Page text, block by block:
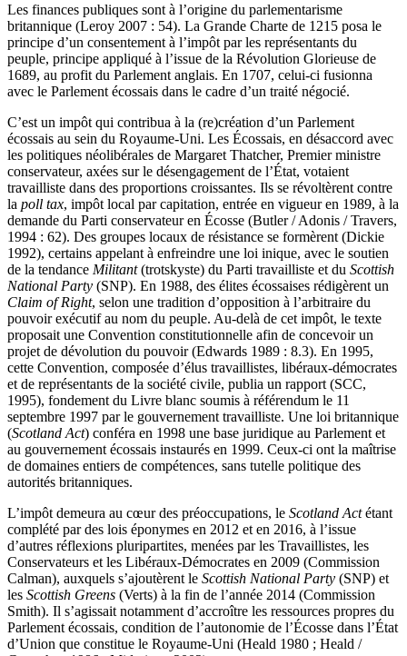
Les finances publiques sont à l’origine du parlementarisme
britannique (Leroy 2007 : 54). La Grande Charte de 1215 posa le
principe d’un consentement à l’impôt par les représentants du
peuple, principe appliqué à l’issue de la Révolution Glorieuse de
1689, au profit du Parlement anglais. En 1707, celui-ci fusionna
avec le Parlement écossais dans le cadre d’un traité négocié.
C’est un impôt qui contribua à la (re)création d’un Parlement
écossais au sein du Royaume-Uni. Les Écossais, en désaccord avec
les politiques néolibérales de Margaret Thatcher, Premier ministre
conservateur, axées sur le désengagement de l’État, votaient
travailliste dans des proportions croissantes. Ils se révoltèrent contre
la poll tax, impôt local par capitation, entrée en vigueur en 1989, à la
demande du Parti conservateur en Écosse (Butler / Adonis / Travers,
1994 : 62). Des groupes locaux de résistance se formèrent (Dickie
1992), certains appelant à enfreindre une loi inique, avec le soutien
de la tendance Militant(trotskyste) du Parti travailliste et du Scottish
National Party (SNP). En 1988, des élites écossaises rédigèrent un
Claim of Right, selon une tradition d’opposition à l’arbitraire du
pouvoir exécutif au nom du peuple. Au-delà de cet impôt, le texte
proposait une Convention constitutionnelle afin de concevoir un
projet de dévolution du pouvoir (Edwards 1989 : 8.3). En 1995,
cette Convention, composée d’élus travaillistes, libéraux-démocrates
et de représentants de la société civile, publia un rapport (SCC,
1995), fondement du Livre blanc soumis à référendum le 11
septembre 1997 par le gouvernement travailliste. Une loi britannique
(Scotland Act) conféra en 1998 une base juridique au Parlement et
au gouvernement écossais instaurés en 1999. Ceux-ci ont la maîtrise
de domaines entiers de compétences, sans tutelle politique des
autorités britanniques.
L’impôt demeura au cœur des préoccupations, le Scotland Actétant
complété par des lois éponymes en 2012 et en 2016, à l’issue
d’autres réflexions pluripartites, menées par les Travaillistes, les
Conservateurs et les Libéraux-Démocrates en 2009 (Commission
Calman), auxquels s’ajoutèrent le Scottish National Party (SNP) et
les Scottish Greens (Verts) à la fin de l’année 2014 (Commission
Smith). Il s’agissait notamment d’accroître les ressources propres du
Parlement écossais, condition de l’autonomie de l’Écosse dans l’État
d’Union que constitue le Royaume-Uni (Heald 1980 ; Heald /